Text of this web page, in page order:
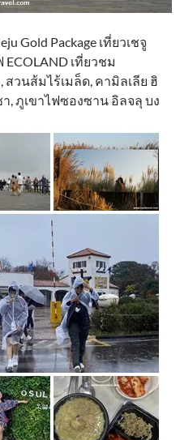
Gold Package เที่ยวเชจู
เที่ยวชม
วนส้มไร้เมล็ด, คามิลเลีย ฮิ
ภูเขาไฟซองซาน อิลจลุ บง